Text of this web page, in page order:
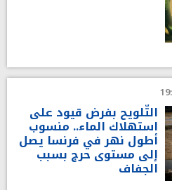
التّلويح بفرض قيود على
استهلاك الماء.. منسوب
أطول نهر في فرنسا يصل
إلى مستوى حرج بسبب
الجفاف